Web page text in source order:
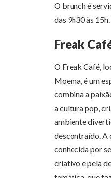
O brunch é
das 9h30 às 15h.
Freak
O Freak Café,
Moema, é um
combina a
a cultura pop,
ambiente
descontraído. A
conhecida por
criativo e pela